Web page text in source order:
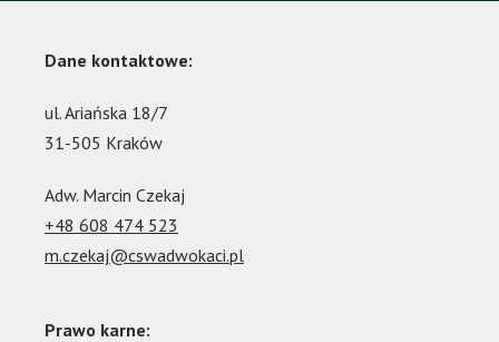
Dane kontaktowe:
ul. Ariańska 18/7
31-505 Kraków
Adw. Marcin Czekaj
+48 608 474 523
m.czekaj@cswadwokaci.pl
Prawo karne: